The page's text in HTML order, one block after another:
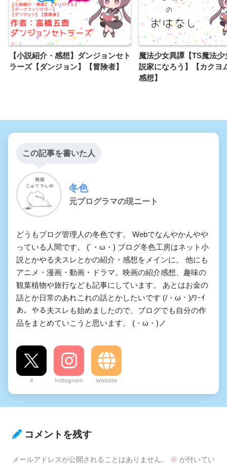
【小説紹介・感想】ダンジョンセト
ラーズ【ダンジョン】【冒険者】
魔法少女異譚【TS魔法少
説家になろう】【カクヨ
感想】
この記事を書いた人
冬色
元プログラマの現ニート
どうもブログ管理人の冬色です。 Webでなんやかんやや
っている人間です。 (´・ω・) ブログ冬色工房はネット小
説とかやる夫スレとかの紹介・感想をメインに。 他にも
アニメ・漫画・動画・ドラマ。映画の紹介感想、趣味の
観葉植物や旅行なども記事にしています。 あとはお金の
話とか日常のあれこれの話とかしたいです (/・ω・)/ﾜｰｲ
あ、やる夫スレも始めましたので、ブログでも自分の作
品をまとめていこうと思います。 (・ω・)ノ
X Instagram Website
コメントを残す
メールアドレスが公開されることはありません。 ※ が付いてい